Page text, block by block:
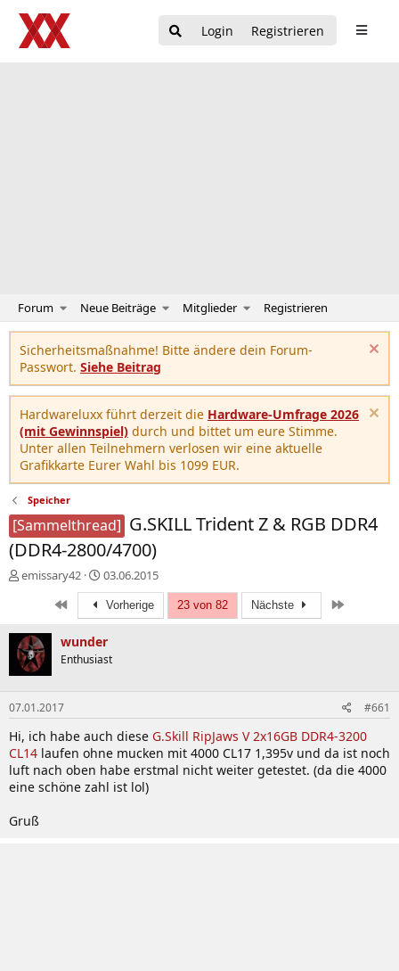
Login Registrieren
Forum Neue Beiträge Mitglieder Registrieren
Sicherheitsmaßnahme! Bitte ändere dein Forum-
Passwort. Siehe Beitrag
Hardwareluxx führt derzeit die Hardware-Umfrage 2026
(mit Gewinnspiel) durch und bittet um eure Stimme.
Unter allen Teilnehmern verlosen wir eine aktuelle
Grafikkarte Eurer Wahl bis 1099 EUR.
Speicher
[Sammelthread] G.SKILL Trident Z & RGB DDR4
(DDR4-2800/4700)
E
e
l
l
r
emissary42
E
r
s
t
e
l
m
03.06.2015
Erste Vorherige 23 von 82 Nächste
wunder
Enthusiast
07.01.2017 #661
Hi, ich habe auch diese G.Skill RipJaws V 2x16GB DDR4-3200
CL14 laufen ohne mucken mit 4000 CL17 1,395v und da ist noch
luft nach oben habe erstmal nicht weiter getestet. (da die 4000
eine schöne zahl ist lol)
Gruß